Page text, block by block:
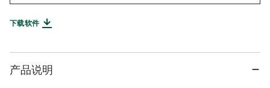
下载软件
产品说明